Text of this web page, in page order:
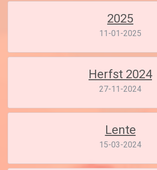
2025
11-01-2025
Herfst 2024
27-11-2024
Lente
15-03-2024